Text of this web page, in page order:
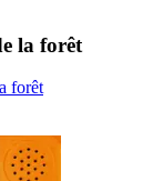
la forêt
forêt